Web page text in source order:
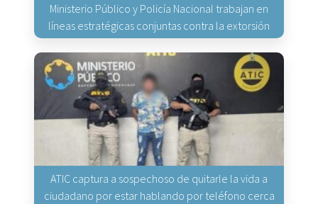
Ministerio Público y Policía Nacional trabajan en
líneas estratégicas conjuntas contra la extorsión
ATIC captura a sospechoso de quitarle la vida a
ciudadano por estar hablando por teléfono cerca